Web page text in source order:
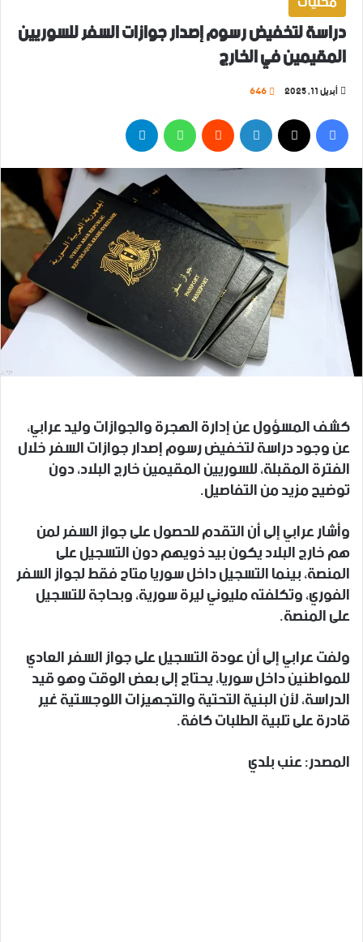
دراسة لتخفيض رسوم إصدار جوازات السفر للسوريين
المقيمين في الخارج
أبريل 11, 2025 646
فيسبوك‫X لينكدإن واتساب
كشف المسؤول عن إدارة الهجرة والجوازات وليد عرابي،
عن وجود دراسة لتخفيض رسوم إصدار جوازات السفر خلال
الفترة المقبلة، للسوريين المقيمين خارج البلاد، دون
توضيح مزيد من التفاصيل.
وأشار عرابي إلى أن التقدم للحصول على جواز السفر لمن
هم خارج البلاد يكون بيد ذويهم دون التسجيل على
المنصة، بينما التسجيل داخل سوريا متاح فقط لجواز السفر
الفوري، وتكلفته مليوني ليرة سورية، وبحاجة للتسجيل
على المنصة.
ولفت عرابي إلى أن عودة التسجيل على جواز السفر العادي
للمواطنين داخل سوريا، يحتاج إلى بعض الوقت وهو قيد
الدراسة، لأن البنية التحتية والتجهيزات اللوجستية غير
قادرة على تلبية الطلبات كافة.
المصدر: عنب بلدي